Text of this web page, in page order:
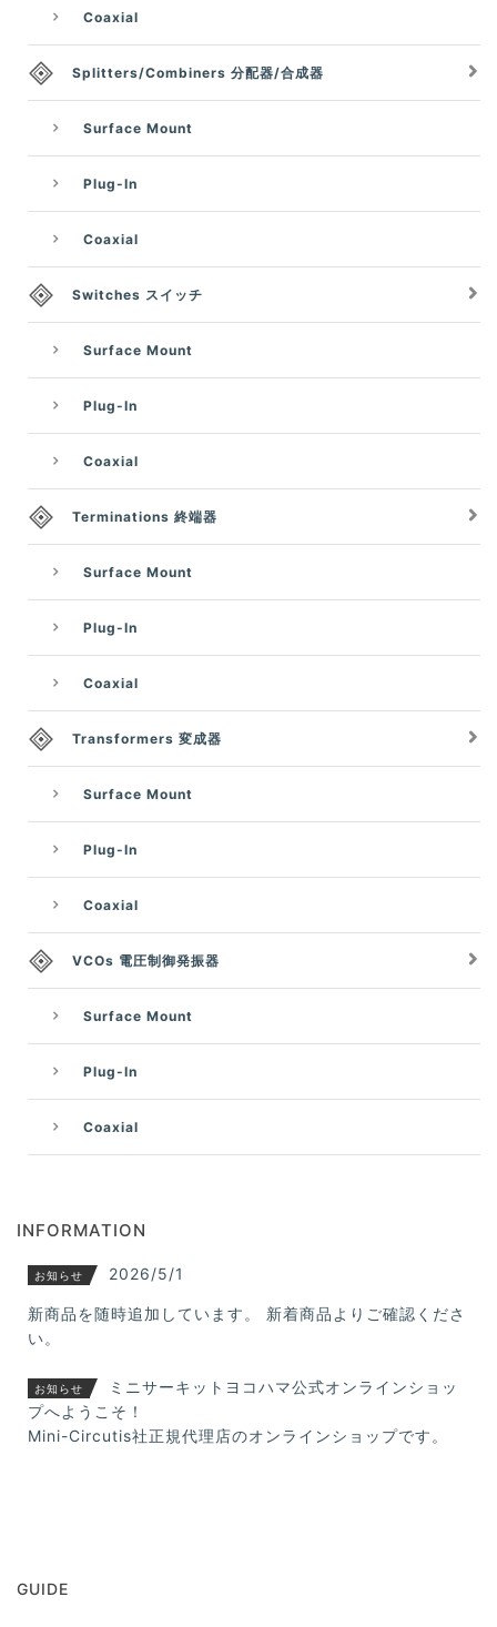
Coaxial
Splitters/Combiners 分配器/合成器
Surface Mount
Plug-In
Coaxial
Switches スイッチ
Surface Mount
Plug-In
Coaxial
Terminations 終端器
Surface Mount
Plug-In
Coaxial
Transformers 変成器
Surface Mount
Plug-In
Coaxial
VCOs 電圧制御発振器
Surface Mount
Plug-In
Coaxial
INFORMATION
お知らせ 2026/5/1
新商品を随時追加しています。 新着商品よりご確認くださ
い。
お知らせ
ミニサーキットヨコハマ公式オンラインショッ
プへようこそ！
Mini-Circutis社正規代理店のオンラインショップです。
GUIDE